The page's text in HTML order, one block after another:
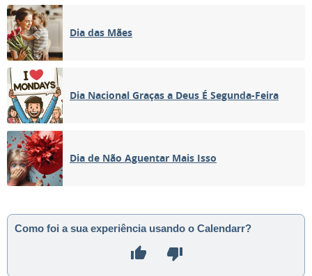
Dia das Mães
Dia Nacional Graças a Deus É Segunda-Feira
Dia de Não Aguentar Mais Isso
Como foi a sua experiência usando o Calendarr?